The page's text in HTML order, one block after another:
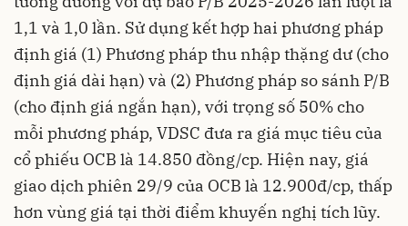
1,1 và 1,0 lần. Sử dụng kết hợp hai phương pháp
định giá (1) Phương pháp thu nhập thặng dư (cho
định giá dài hạn) và (2) Phương pháp so sánh P/B
(cho định giá ngắn hạn), với trọng số 50% cho
mỗi phương pháp, VDSC đưa ra giá mục tiêu của
cổ phiếu OCB là 14.850 đồng/cp. Hiện nay, giá
giao dịch phiên 29/9 của OCB là 12.900đ/cp, thấp
hơn vùng giá tại thời điểm khuyến nghị tích lũy.